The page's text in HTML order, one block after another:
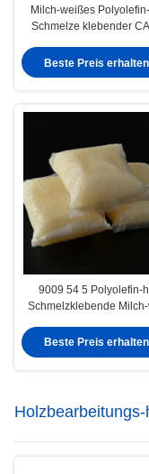
Milch-weißes
Schmelze klebender
Beste Preis erhalten
9009 54 5 Polyolefin-
Schmelzklebende Milch-
Beste Preis erhalten
Schmelzkleber